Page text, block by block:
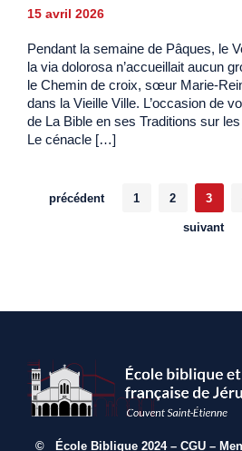
15 avril 2026
Pendant la semaine de Pâques, le
la via dolorosa n’accueillait aucun
le Chemin de croix, sœur Marie-
dans la Vieille Ville. L’occasion de
de La Bible en ses Traditions sur
Le cénacle […]
Posts
précédent 1 2 3
suivant
© École Biblique 2024 – CGU –